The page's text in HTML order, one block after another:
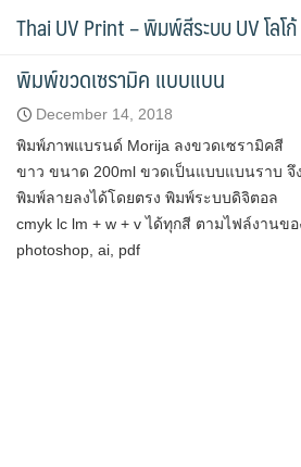
Thai UV Print – พิมพ์สีระบบ UV โลโ
พิมพ์สกรีน กระเบื้อง
พิมพ์ขวดเซรามิค แบบแบน
December 14, 2018
พิมพ์ภาพแบรนด์ Morija ลงขวดเซรามิคสี
ขาว ขนาด 200ml ขวดเป็นแบบแบนราบ จึง
พิมพ์ลายลงได้โดยตรง พิมพ์ระบบดิจิตอล
cmyk lc lm + w + v ได้ทุกสี ตามไฟล์งานขอ
photoshop, ai, pdf